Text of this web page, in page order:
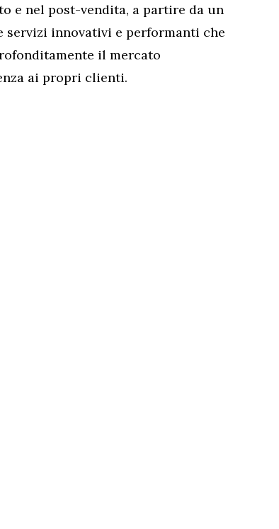
e nel post-vendita, a partire da un
innovativi e performanti che
il mercato
ai propri clienti.